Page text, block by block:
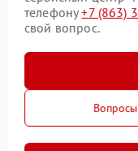
телефону+7 (863)
свой вопрос.